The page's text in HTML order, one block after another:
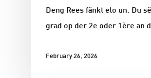
Deng Rees fänkt elo un: Du
grad op der 2e oder 1ère an
February 26, 2026